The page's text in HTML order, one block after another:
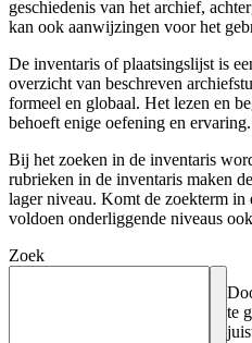
geschiedenis van het archief,
kan ook aanwijzingen voor het
De inventaris of plaatsingslijst is
overzicht van beschreven
formeel en globaal. Het lezen en
behoeft enige oefening en ervaring.
Bij het zoeken in de inventaris
rubrieken in de inventaris maken
lager niveau. Komt de zoekterm in
voldoen onderliggende niveaus
Zoek
te